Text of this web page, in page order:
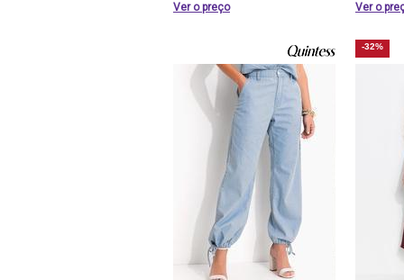
Ver o preço Ver o
-32%